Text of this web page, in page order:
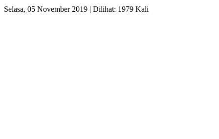
Selasa, 05 November 2019 | Dilihat: 1979 Kali